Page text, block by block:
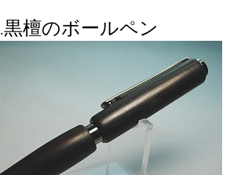
.黒檀のボールペン